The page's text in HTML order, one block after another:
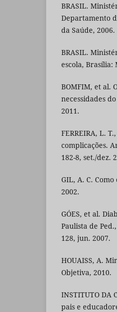
BRASIL.
Departamento
da Saúde, 2006.
BRASIL.
escola, Brasília:
BOMFIM, et al.
necessidades
2011.
FERREIRA, L.
complicações.
182-8, set./dez.
GIL, A. C.
2002.
GÓES, et al.
Paulista de
128, jun. 2007.
HOUAISS, A.
Objetiva, 2010.
INSTITUTO DA
pais e